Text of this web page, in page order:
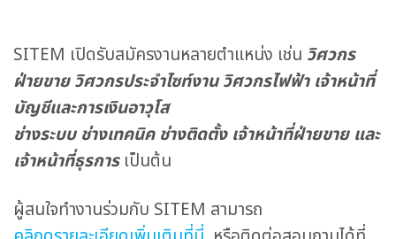
SITEM เปิดรับสมัครงานหลายตำแหน่ง เช่น วิศวกร
ฝ่ายขาย วิศวกรประจำไซท์งาน วิศวกรไฟฟ้า เจ้าหน้าที่
บัญชีและการเงินอาวุโส
ช่างระบบ ช่างเทคนิค ช่างติดตั้ง เจ้าหน้าที่ฝ่ายขาย และ
เจ้าหน้าที่ธุรการเป็นต้น
ผู้สนใจทำงานร่วมกับ SITEM สามารถ